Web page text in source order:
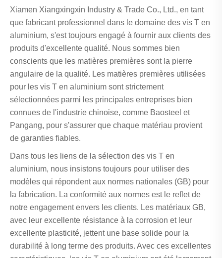
Xiamen Xiangxingxin Industry & Trade Co., Ltd., en tant
que fabricant professionnel dans le domaine des vis T en
aluminium, s'est toujours engagé à fournir aux clients des
produits d'excellente qualité. Nous sommes bien
conscients que les matières premières sont la pierre
angulaire de la qualité. Les matières premières utilisées
pour les vis T en aluminium sont strictement
sélectionnées parmi les principales entreprises bien
connues de l'industrie chinoise, comme Baosteel et
Pangang, pour s'assurer que chaque matériau provient
de garanties fiables.
Dans tous les liens de la sélection des vis T en
aluminium, nous insistons toujours pour utiliser des
modèles qui répondent aux normes nationales (GB) pour
la fabrication. La conformité aux normes est le reflet de
notre engagement envers les clients. Les matériaux GB,
avec leur excellente résistance à la corrosion et leur
excellente plasticité, jettent une base solide pour la
durabilité à long terme des produits. Avec ces excellentes